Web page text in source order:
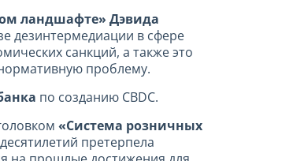
ландшафте» Дэвида
дезинтермедиации в сфере
санкций, а также это
проблему.
по созданию CBDC.
«Система розничных
претерпела